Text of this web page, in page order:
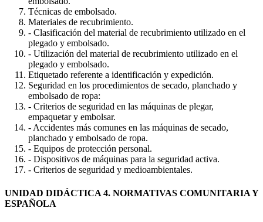
Técnicas de embolsado.
Materiales de recubrimiento.
- Clasificación del material de recubrimiento utilizado en el
plegado y embolsado.
- Utilización del material de recubrimiento utilizado en el
plegado y embolsado.
Etiquetado referente a identificación y expedición.
Seguridad en los procedimientos de secado, planchado y
embolsado de ropa:
- Criterios de seguridad en las máquinas de plegar,
empaquetar y embolsar.
- Accidentes más comunes en las máquinas de secado,
planchado y embolsado de ropa.
- Equipos de protección personal.
- Dispositivos de máquinas para la seguridad activa.
- Criterios de seguridad y medioambientales.
UNIDAD DIDÁCTICA 4. NORMATIVAS COMUNITARIA Y
ESPAÑOLA